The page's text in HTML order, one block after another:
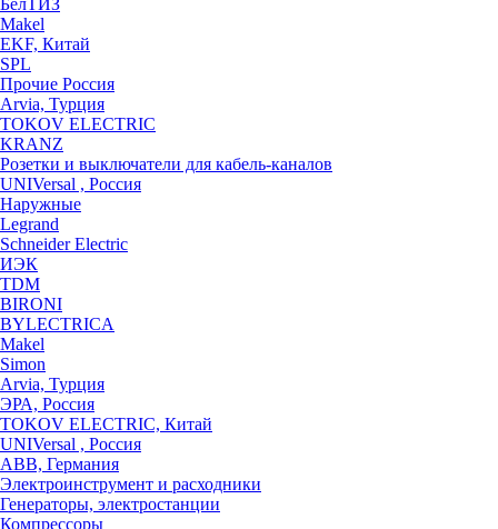
БелТИЗ
Makel
EKF, Китай
SPL
Прочие Россия
Arvia, Турция
TOKOV ELECTRIC
KRANZ
Розетки и выключатели для кабель-каналов
UNIVersal , Россия
Наружные
Legrand
Schneider Electric
ИЭК
TDM
BIRONI
BYLECTRICA
Makel
Simon
Arvia, Турция
ЭРА, Россия
TOKOV ELECTRIC, Китай
UNIVersal , Россия
ABB, Германия
Электроинструмент и расходники
Генераторы, электростанции
Компрессоры